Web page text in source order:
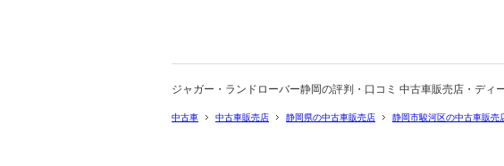
ジャガー・ランドローバー静岡の評判・口コミ 中古車販売店・ディ
中古車 中古車販売店 静岡県の中古車販売店 静岡市駿河区の中古車販売